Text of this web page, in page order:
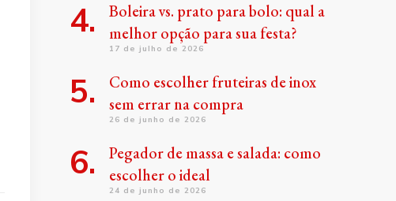
Boleira vs. prato para bolo: qual a
melhor opção para sua festa?
17 de julho de 2026
Como escolher fruteiras de inox
sem errar na compra
26 de junho de 2026
Pegador de massa e salada: como
escolher o ideal
24 de junho de 2026